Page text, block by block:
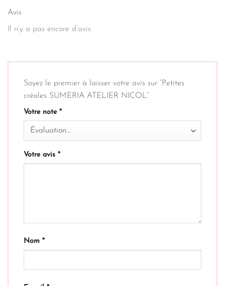
Avis
Il n’y a pas encore d’avis.
Soyez le premier à laisser votre avis sur “Petites
créoles SUMERIA ATELIER NICOL”
Votre note *
Votre avis *
Nom *